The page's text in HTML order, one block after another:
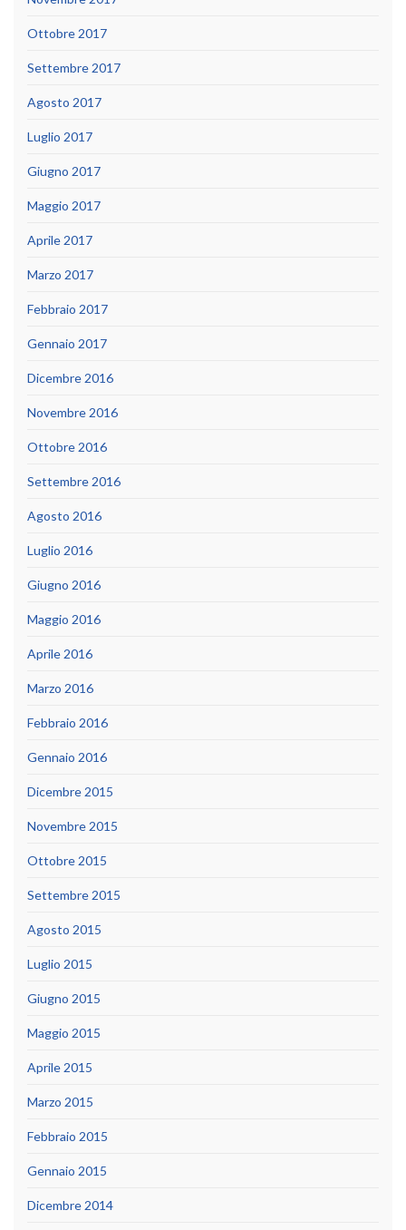
Ottobre 2017
Settembre 2017
Agosto 2017
Luglio 2017
Giugno 2017
Maggio 2017
Aprile 2017
Marzo 2017
Febbraio 2017
Gennaio 2017
Dicembre 2016
Novembre 2016
Ottobre 2016
Settembre 2016
Agosto 2016
Luglio 2016
Giugno 2016
Maggio 2016
Aprile 2016
Marzo 2016
Febbraio 2016
Gennaio 2016
Dicembre 2015
Novembre 2015
Ottobre 2015
Settembre 2015
Agosto 2015
Luglio 2015
Giugno 2015
Maggio 2015
Aprile 2015
Marzo 2015
Febbraio 2015
Gennaio 2015
Dicembre 2014